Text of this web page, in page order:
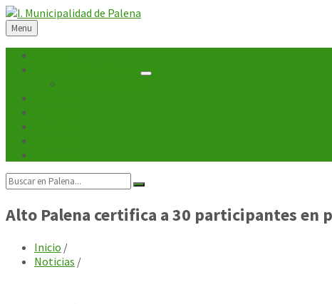
Skip
to
content
Skip
to
left
sidebar
Skip
to
right
sidebar
Skip
to
footer
Menu
Search:
Alto Palena certifica a 30 participantes en
Inicio /
Noticias /